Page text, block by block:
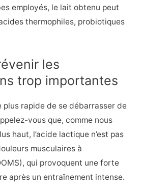
employés, le lait obtenu peut
thermophiles, probiotiques
les
trop importantes
plus rapide de se débarrasser de
vous que, comme nous
haut, l’acide lactique n’est pas
musculaires à
qui provoquent une forte
après un entraînement intense.